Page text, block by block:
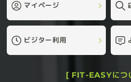
マイページ
ビジター利用
[ FIT-EASYにつ